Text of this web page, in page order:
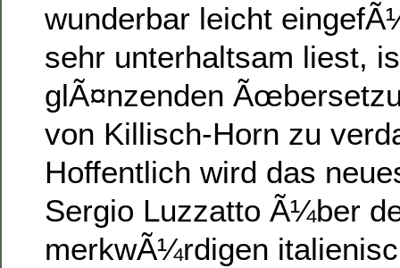
wunderbar leicht
sehr unterhaltsam liest,
glÃ¤nzenden
von Killisch-Horn zu
Hoffentlich wird das
Sergio Luzzatto Ã¼ber
merkwÃ¼rdigen